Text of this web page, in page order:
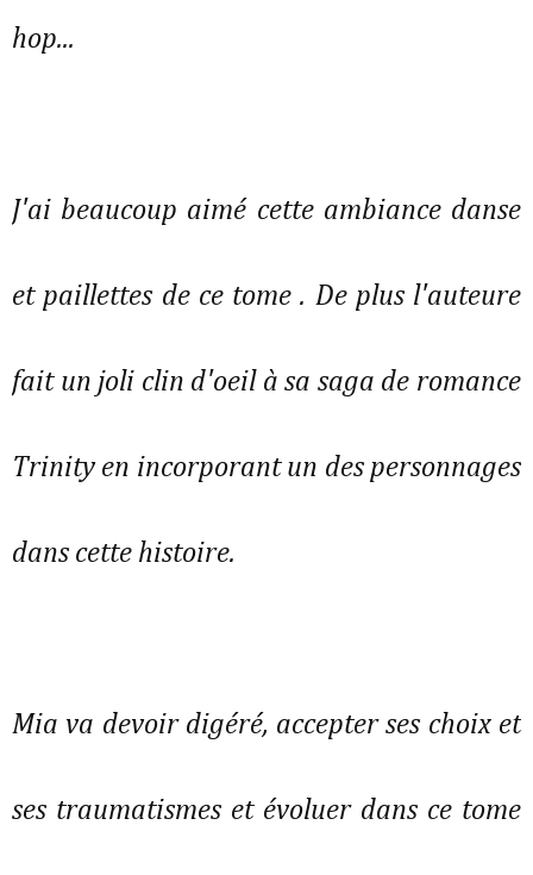
hop...
J'ai beaucoup aimé cette ambiance danse
et paillettes de ce tome . De plus l'auteure
fait un joli clin d'oeil à sa saga de romance
Trinity en incorporant un des personnages
dans cette histoire.
Mia va devoir digéré, accepter ses choix et
ses traumatismes et évoluer dans ce tome